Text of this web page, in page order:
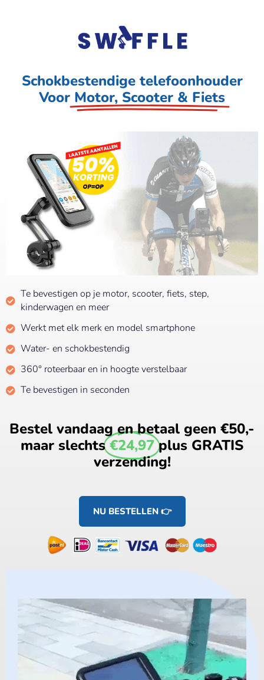
Schokbestendige telefoonhouder
Voor Motor, Scooter & Fiets
Te bevestigen op je motor, scooter, fiets, step,
kinderwagen en meer
Werkt met elk merk en model smartphone
Water- en schokbestendig
360° roteerbaar en in hoogte verstelbaar
Te bevestigen in seconden
Bestel vandaag en betaal geen €50,-
maar slechts €24,97 plus GRATIS
verzending!
NU BESTELLEN 👉